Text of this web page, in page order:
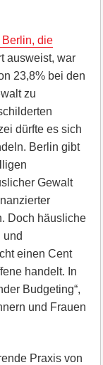
die
ausweist, war
23,8% bei den
zu
dürfte es sich
Berlin gibt
Gewalt
Doch häusliche
und
einen Cent
handelt. In
Budgeting“,
und Frauen
Praxis von